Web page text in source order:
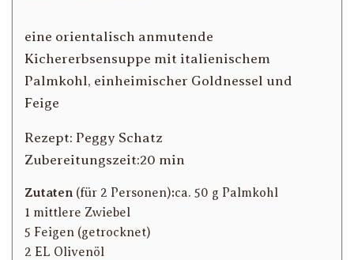
eine orientalisch anmutende
Kichererbsensuppe mit italienischem
Palmkohl, einheimischer Goldnessel und
Feige
Rezept: Peggy Schatz
Zubereitungszeit:20 min
Zutaten (für 2 Personen):ca. 50 g Palmkohl
1 mittlere Zwiebel
5 Feigen (getrocknet)
2 EL Olivenöl